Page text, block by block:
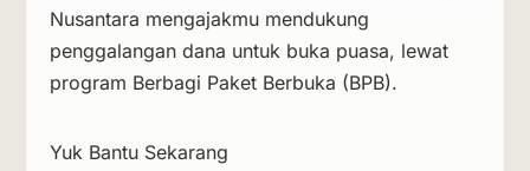
Nusantara mengajakmu mendukung
penggalangan dana untuk buka puasa, lewat
program Berbagi Paket Berbuka (BPB).
Yuk Bantu Sekarang